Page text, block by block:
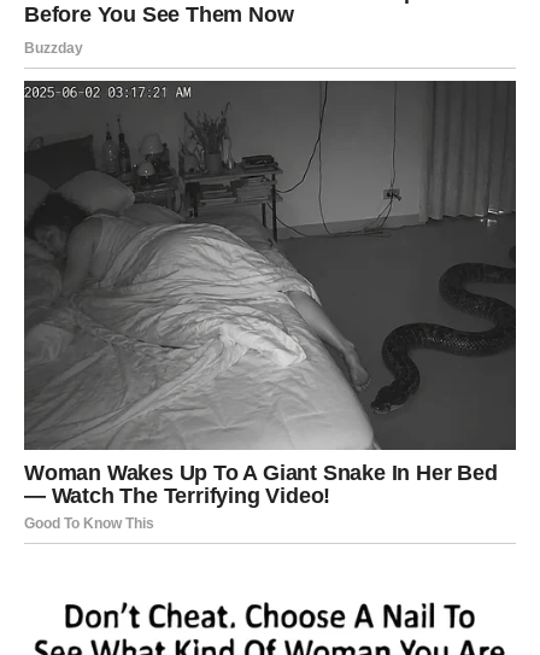
Ključna lekcija za Ovna u ovom periodu jeste strpljenje u
akciji. Sudbina vas vodi, ali traži da birate mudro.
Hrabrost je vaša snaga, ali sada je važno da bude praćena
svesnošću.
RIBE – sudbina donosi isceljenje i
Ribe ulaze u jedan od najemotivnijih, ali i najlepših